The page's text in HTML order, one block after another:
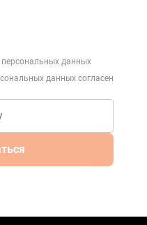
персональных данных
данных согласен